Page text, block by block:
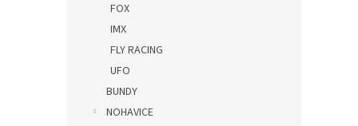
FOX
IMX
FLY RACING
UFO
BUNDY
NOHAVICE